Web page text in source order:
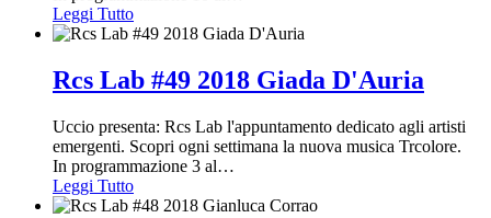
Leggi Tutto
Rcs Lab #49 2018 Giada D'Auria
Uccio presenta: Rcs Lab l'appuntamento dedicato agli artisti
emergenti. Scopri ogni settimana la nuova musica Trcolore.
In programmazione 3 al…
Leggi Tutto